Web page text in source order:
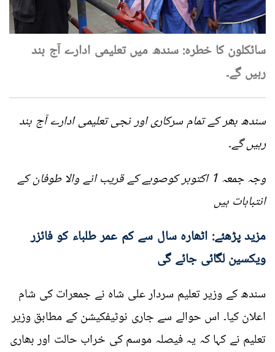
سائکلون کا خطرہ: سندھ میں تعلیمی ادارے آج بند
رہیں گے۔
سندھ بھر کے تمام سرکاری اور نجی تعلیمی ادارے آج بند
رہیں گے۔
وجہ جمعہ 1 اکتوبر کوصوبے کے قریب انے والا طوفان کے
انتباہات ہیں
مزید پڑھئے: اٹھارہ سال سے کم عمر طلباء کو فائزر
ویکسین لگائی جائے گی
سندھ کے وزیر تعلیم سردار علی شاہ نے جمعرات کی شام
اعلان کیا۔ اس حوالے سے جاری نوٹیفکیشن کے مطابق وزیر
تعلیم نے کہا کہ یہ فیصلہ موسم کی خراب حالت اور بھاری